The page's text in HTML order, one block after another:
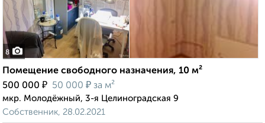
8
Помещение свободного назначения, 10 м²
500 000 ₽ 50 000 ₽ за м²
мкр. Молодёжный, 3-я Целиноградская 9
Собственник, 28.02.2021